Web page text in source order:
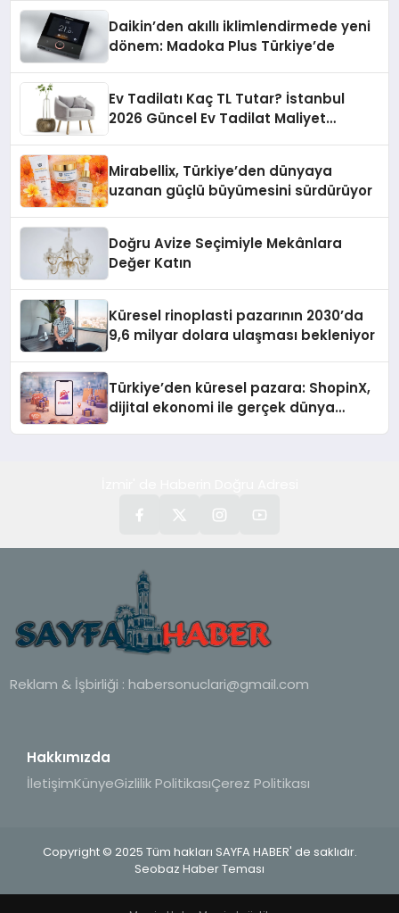
Daikin’den akıllı iklimlendirmede yeni
dönem: Madoka Plus Türkiye’de
Ev Tadilatı Kaç TL Tutar? İstanbul
2026 Güncel Ev Tadilat Maliyet
Mirabellix, Türkiye’den dünyaya
uzanan güçlü büyümesini sürdürüyor
Doğru Avize Seçimiyle Mekânlara
Değer Katın
Küresel rinoplasti pazarının 2030’da
9,6 milyar dolara ulaşması bekleniyor
Türkiye’den küresel pazara: ShopinX,
dijital ekonomi ile gerçek dünya
Reklam & İşbirliği : habersonuclari@gmail.com
Hakkımızda
İletişimKünyeGizlilik PolitikasıÇerez Politikası
Copyright © 2025 Tüm hakları SAYFA HABER' de saklıdır.
Seobaz Haber Teması